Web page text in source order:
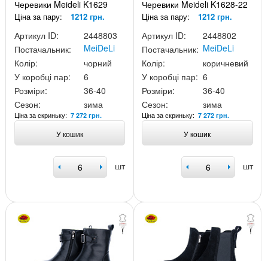
Черевики Meideli K1629
Ціна за пару: 1212 грн.
Артикул ID:
2448803
Постачальник:
MeiDeLi
Колір:
чорний
У коробці пар:
6
Розміри:
36-40
Сезон:
зима
Ціна за скриньку: 7 272 грн.
У кошик
шт
Черевики Meideli K1628-22
Ціна за пару: 1212 грн.
Артикул ID:
2448802
Постачальник: MeiDeLi
Колір:
коричневий
У коробці пар: 6
Розміри:
36-40
Сезон:
зима
Ціна за скриньку:7 272 грн.
У кошик
шт